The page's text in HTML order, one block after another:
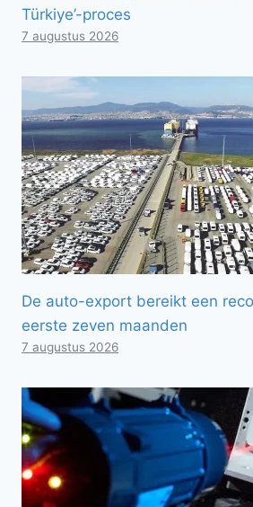
Türkiye’-proces
7 augustus 2026
De auto-export bereikt een
eerste zeven maanden
7 augustus 2026